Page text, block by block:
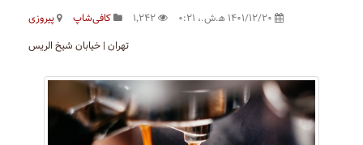
کافی‌شاپ
پیروزی
تهران | خیابان شیخ الریس